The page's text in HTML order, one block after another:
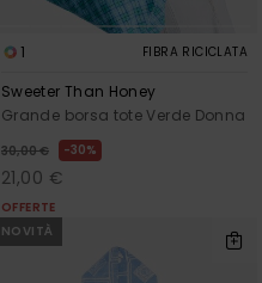
1 FIBRA RICICLATA
Sweeter Than Honey
Grande borsa tote Verde Donna
30,00 € 30%
21,00 €
OFFERTE
NOVITÀ